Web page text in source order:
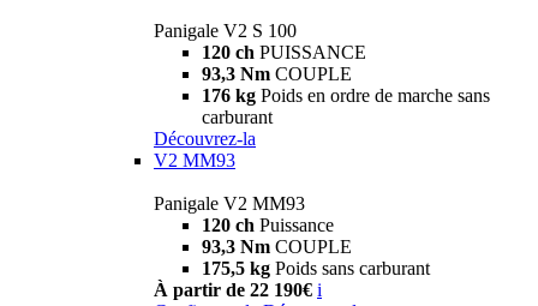
Panigale V2 S 100
120 ch PUISSANCE
93,3 Nm COUPLE
176 kg Poids en ordre de marche sans
carburant
Découvrez-la
V2 MM93
Panigale V2 MM93
120 ch Puissance
93,3 Nm COUPLE
175,5 kg Poids sans carburant
À partir de 22 190€ i